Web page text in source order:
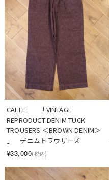
CALEE　　「VINTAGE
REPRODUCT DENIM TUCK
TROUSERS ＜BROWN DENIM＞
」　デニムトラウザーズ
¥33,000(税込)